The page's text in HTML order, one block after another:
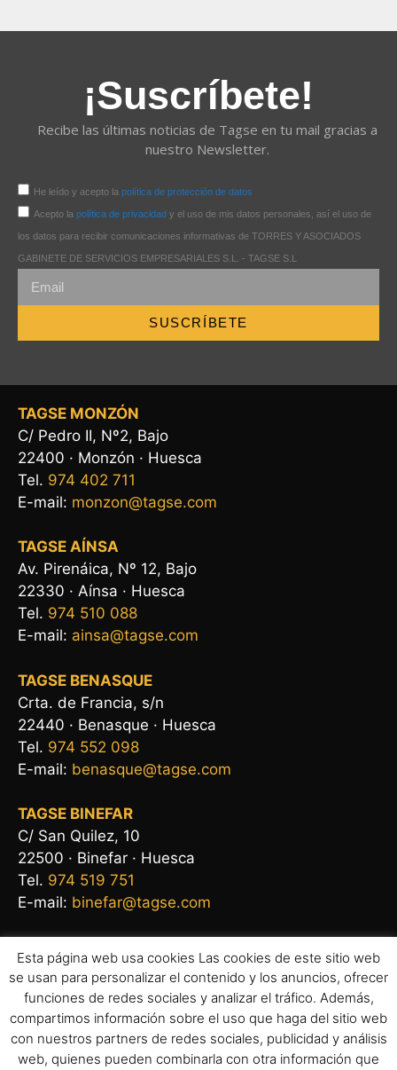
¡Suscríbete!
Recibe las últimas noticias de Tagse en tu mail gracias a
nuestro Newsletter.
He leído y acepto la política de protección de datos
Acepto la política de privacidad y el uso de mis datos personales, así el uso de
los datos para recibir comunicaciones informativas de TORRES Y ASOCIADOS
GABINETE DE SERVICIOS EMPRESARIALES S.L. - TAGSE S.L
SUSCRÍBETE
TAGSE MONZÓN
C/ Pedro II, Nº2, Bajo
22400 · Monzón · Huesca
Tel. 974 402 711
E-mail: monzon@tagse.com
TAGSE AÍNSA
Av. Pirenáica, Nº 12, Bajo
22330 · Aínsa · Huesca
Tel. 974 510 088
E-mail: ainsa@tagse.com
TAGSE BENASQUE
Crta. de Francia, s/n
22440 · Benasque · Huesca
Tel. 974 552 098
E-mail: benasque@tagse.com
TAGSE BINEFAR
C/ San Quilez, 10
22500 · Binefar · Huesca
Tel. 974 519 751
E-mail: binefar@tagse.com
Esta página web usa cookies Las cookies de este sitio web
se usan para personalizar el contenido y los anuncios, ofrecer
funciones de redes sociales y analizar el tráfico. Además,
compartimos información sobre el uso que haga del sitio web
con nuestros partners de redes sociales, publicidad y análisis
web, quienes pueden combinarla con otra información que